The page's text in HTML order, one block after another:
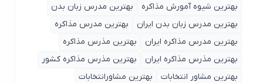
بهترین شیوه آمورش مذاکره
بهترین مدرس زبان بدن
بهترین مدرس زبان بدن ایران
بهترین مدرس مذاکره
بهترین مدرس مذاکره ایران
بهترین مذرس مذاکره
بهترین مذرس مذاکره ایران
بهترین مذرس مذاکره کشور
بهترین مشاور انتخابات
بهترین مشاورانتخابات